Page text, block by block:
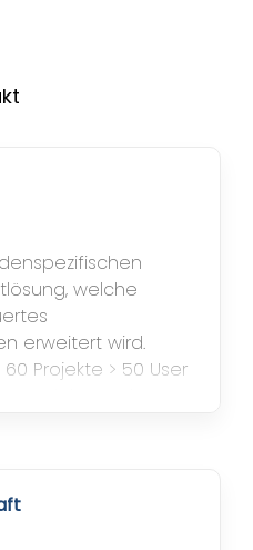
welche
erweitert wird.
Projekte > 50 User